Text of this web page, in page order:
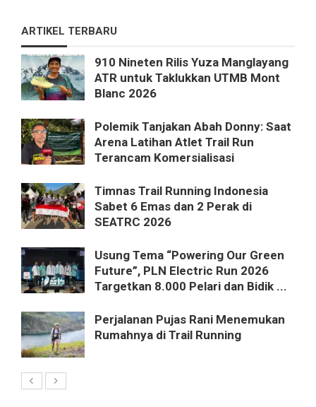
ARTIKEL TERBARU
910 Nineten Rilis Yuza Manglayang
ATR untuk Taklukkan UTMB Mont
Blanc 2026
Polemik Tanjakan Abah Donny: Saat
Arena Latihan Atlet Trail Run
Terancam Komersialisasi
Timnas Trail Running Indonesia
Sabet 6 Emas dan 2 Perak di
SEATRC 2026
Usung Tema “Powering Our Green
Future”, PLN Electric Run 2026
Targetkan 8.000 Pelari dan Bidik ...
Perjalanan Pujas Rani Menemukan
Rumahnya di Trail Running